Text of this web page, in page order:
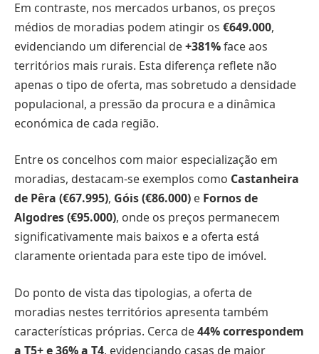
Em contraste, nos mercados urbanos, os preços
médios de moradias podem atingir os €649.000,
evidenciando um diferencial de+381%face aos
territórios mais rurais. Esta diferença reflete não
apenas o tipo de oferta, mas sobretudo a densidade
populacional, a pressão da procura e a dinâmica
económica de cada região.
Entre os concelhos com maior especialização em
moradias, destacam-se exemplos como Castanheira
de Pêra (€67.995), Góis (€86.000) e Fornos de
Algodres (€95.000), onde os preços permanecem
significativamente mais baixos e a oferta está
claramente orientada para este tipo de imóvel.
Do ponto de vista das tipologias, a oferta de
moradias nestes territórios apresenta também
características próprias. Cerca de44% correspondem
a T5+ e 36% a T4, evidenciando casas de maior